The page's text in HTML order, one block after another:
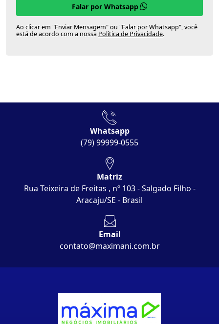
Falar por Whatsapp
Ao clicar em "Enviar Mensagem" ou "Falar por Whatsapp", você
está de acordo com a nossa Política de Privacidade.
Whatsapp
(79) 99999-0555
Matriz
Rua Teixeira de Freitas , nº 103 - Salgado Filho -
Aracaju/SE - Brasil
Email
contato@maximani.com.br